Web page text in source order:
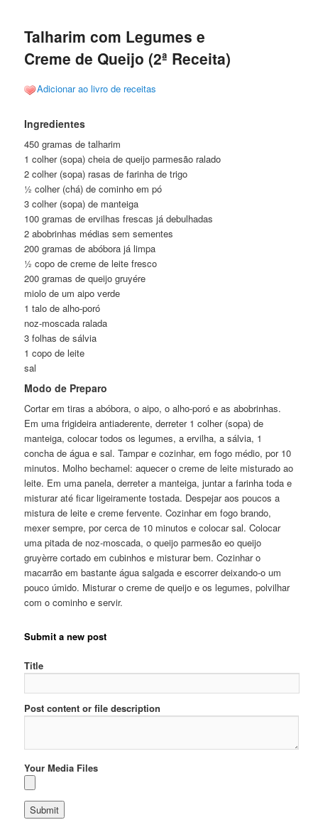
Talharim com Legumes e
Creme de Queijo (2ª Receita)
Adicionar ao livro de receitas
Ingredientes
450 gramas de talharim
1 colher (sopa) cheia de queijo parmesão ralado
2 colher (sopa) rasas de farinha de trigo
½ colher (chá) de cominho em pó
3 colher (sopa) de manteiga
100 gramas de ervilhas frescas já debulhadas
2 abobrinhas médias sem sementes
200 gramas de abóbora já limpa
½ copo de creme de leite fresco
200 gramas de queijo gruyére
miolo de um aipo verde
1 talo de alho-poró
noz-moscada ralada
3 folhas de sálvia
1 copo de leite
sal
Modo de Preparo
Cortar em tiras a abóbora, o aipo, o alho-poró e as abobrinhas.
Em uma frigideira antiaderente, derreter 1 colher (sopa) de
manteiga, colocar todos os legumes, a ervilha, a sálvia, 1
concha de água e sal. Tampar e cozinhar, em fogo médio, por 10
minutos. Molho bechamel: aquecer o creme de leite misturado ao
leite. Em uma panela, derreter a manteiga, juntar a farinha toda e
misturar até ficar ligeiramente tostada. Despejar aos poucos a
mistura de leite e creme fervente. Cozinhar em fogo brando,
mexer sempre, por cerca de 10 minutos e colocar sal. Colocar
uma pitada de noz-moscada, o queijo parmesão eo queijo
gruyèrre cortado em cubinhos e misturar bem. Cozinhar o
macarrão em bastante água salgada e escorrer deixando-o um
pouco úmido. Misturar o creme de queijo e os legumes, polvilhar
com o cominho e servir.
Submit a new post
Title
Post content or file description
Your Media Files